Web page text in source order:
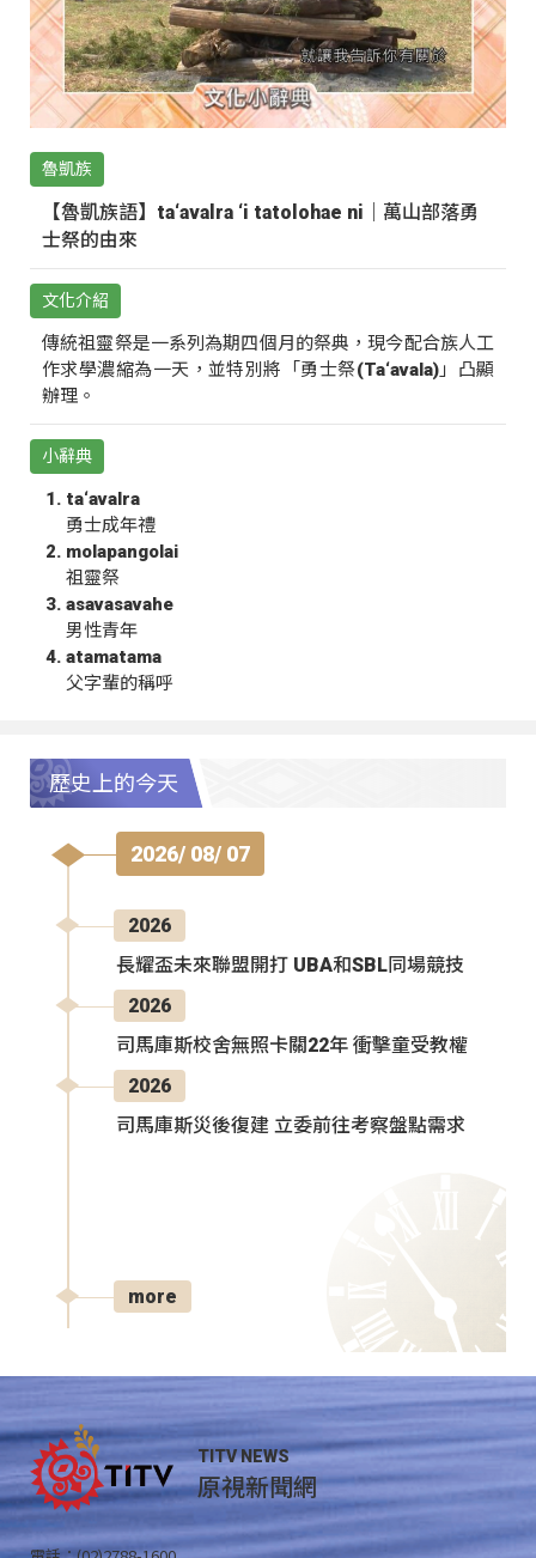
魯凱族
【魯凱族語】ta‘avalra ‘i tatolohae ni｜萬山部落勇
士祭的由來
文化介紹
傳統祖靈祭是一系列為期四個月的祭典，現今配合族人工
作求學濃縮為一天，並特別將「勇士祭(Ta‘avala)」凸顯
辦理。
小辭典
ta‘avalra
勇士成年禮
molapangolai
祖靈祭
asavasavahe
男性青年
atamatama
父字輩的稱呼
歷史上的今天
2026/ 08/ 07
2026
長耀盃未來聯盟開打 UBA和SBL同場競技
2026
司馬庫斯校舍無照卡關22年 衝擊童受教權
2026
司馬庫斯災後復建 立委前往考察盤點需求
more
TITV NEWS
原視新聞網